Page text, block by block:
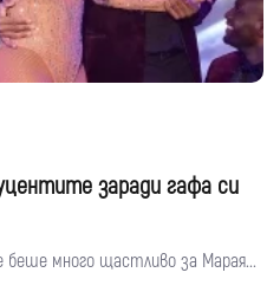
заради гафа си
беше много щастливо за Марая...